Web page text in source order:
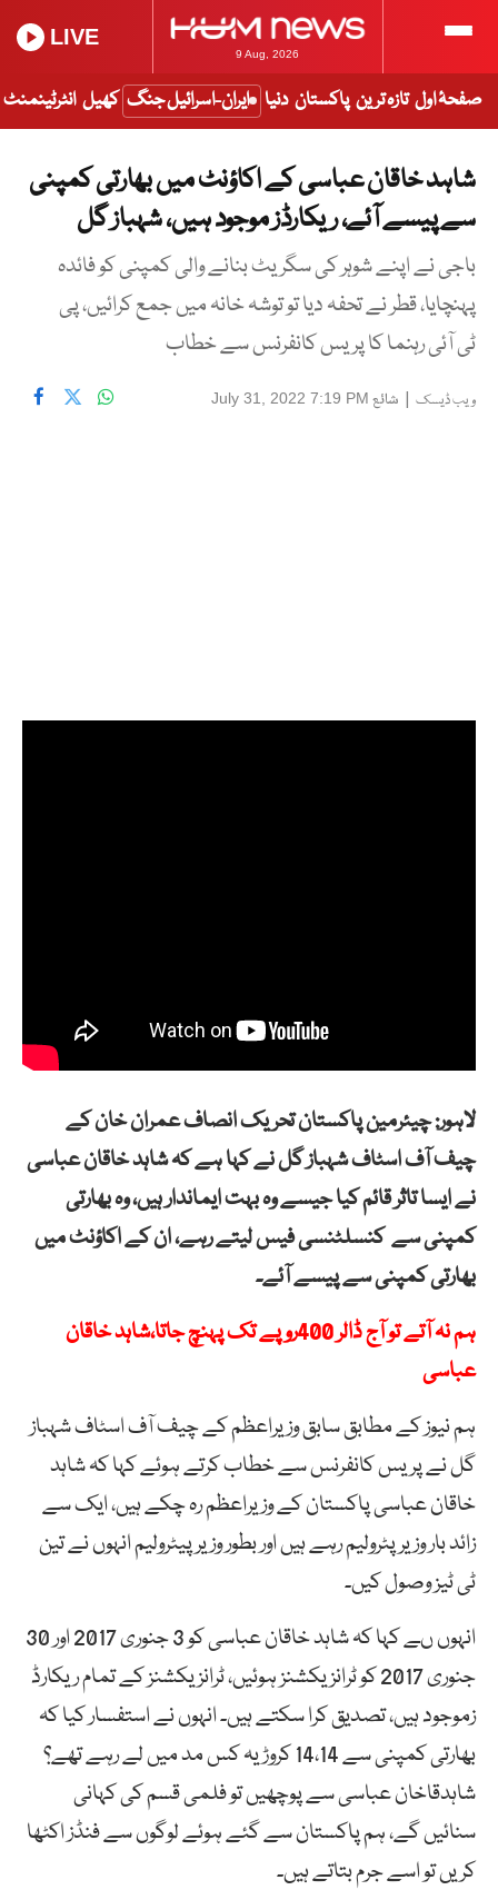
9 Aug, 2026
LIVE
صفحۂ اول تازہ ترین پاکستان دنیا ایران-اسرائیل جنگ کھیل انٹرٹینمنٹ
شاہد خاقان عباسی کے اکاؤنٹ میں بھارتی کمپنی
سے پیسے آئے، ریکارڈز موجود ہیں، شہباز گل
باجی نے اپنے شوہر کی سگریٹ بنانے والی کمپنی کو فائدہ
پہنچایا، قطر نے تحفہ دیا تو توشہ خانہ میں جمع کرائیں، پی
ٹی آئی رہنما کا پریس کانفرنس سے خطاب
ویب ڈیسک | شائع July 31, 2022 7:19 PM
لاہور: چیئرمین پاکستان تحریک انصاف عمران خان کے
چیف آف اسٹاف شہباز گل نے کہا ہے کہ شاہد خاقان عباسی
نے ایسا تاثر قائم کیا جیسے وہ بہت ایماندار ہیں، وہ بھارتی
کمپنی سے کنسلٹنسی فیس لیتے رہے، ان کے اکاؤنٹ میں
بھارتی کمپنی سے پیسے آئے۔
ہم نہ آتے تو آج ڈالر 400روپے تک پہنچ جاتا،شاہد خاقان
عباسی
ہم نیوز کے مطابق سابق وزیراعظم کے چیف آف اسٹاف شہباز
گل نے پریس کانفرنس سے خطاب کرتے ہوئے کہا کہ شاہد
خاقان عباسی پاکستان کے وزیراعظم رہ چکے ہیں، ایک سے
زائد بار وزیرپٹرولیم رہے ہیں اور بطور وزیر پیٹرولیم انہوں نے تین
ٹی ٹیز وصول کیں۔
انہوں ںے کہا کہ شاہد خاقان عباسی کو 3 جنوری 2017 اور 30
جنوری 2017 کو ٹرانزیکشنز ہوئیں، ٹرانزیکشنز کے تمام ریکارڈ
زموجود ہیں، تصدیق کرا سکتے ہیں۔ انہوں نے استفسار کیا کہ
بھارتی کمپنی سے 14،14 کروڑ یہ کس مد میں لے رہے تھے؟
شاہدقاخان عباسی سے پوچھیں تو فلمی قسم کی کہانی
سنائیں گے، ہم پاکستان سے گئے ہوئے لوگوں سے فنڈز اکٹھا
کریں تو اسے جرم بتاتے ہیں۔